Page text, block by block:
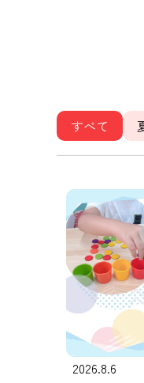
すべて
2026.8.6